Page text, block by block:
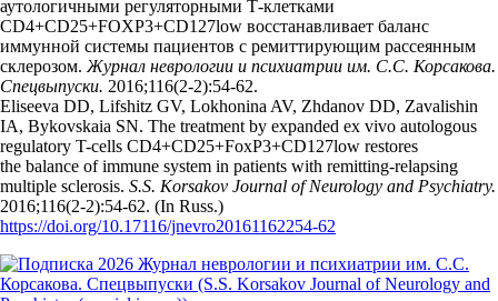
аутологичными регуляторными Т-клетками
CD4+CD25+FOXP3+CD127low восстанавливает баланс
иммунной системы пациентов с ремиттирующим рассеянным
склерозом. Журнал неврологии и психиатрии им. С.С. Корсакова.
Спецвыпуски. 2016;116(2‑2):54‑62.
Eliseeva DD, Lifshitz GV, Lokhonina AV, Zhdanov DD, Zavalishin
IA, Bykovskaia SN. The treatment by expanded ex vivo autologous
regulatory T-cells CD4+CD25+FoxP3+CD127low restores
the balance of immune system in patients with remitting-relapsing
multiple sclerosis. S.S. Korsakov Journal of Neurology and Psychiatry.
2016;116(2‑2):54‑62. (In Russ.)
https://doi.org/10.17116/jnevro20161162254-62